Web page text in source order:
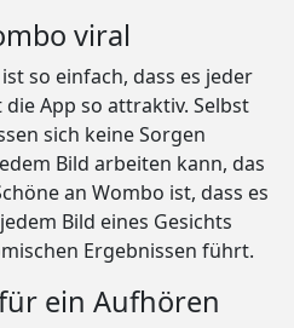
viral
so einfach, dass es jeder
App so attraktiv. Selbst
sich keine Sorgen
Bild arbeiten kann, das
an Wombo ist, dass es
Bild eines Gesichts
Ergebnissen führt.
ein Aufhören